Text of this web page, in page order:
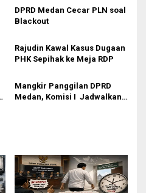
DPRD Medan Cecar PLN soal
Blackout
Rajudin Kawal Kasus Dugaan
PHK Sepihak ke Meja RDP
Mangkir Panggilan DPRD
Medan, Komisi I Jadwalkan